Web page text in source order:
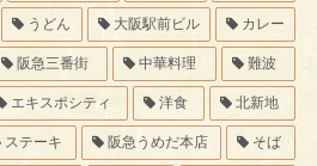
うどん 大阪駅前ビル カレー
阪急三番街 中華料理 難波
エキスポシティ 洋食 北新地
ステーキ 阪急うめだ本店 そば